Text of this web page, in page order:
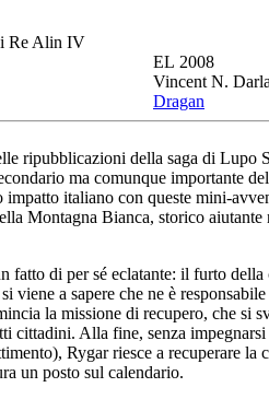
Re Alin IV
EL 2008
Vincent N.
Dragan
ripubblicazioni della saga di Lupo
ma comunque importante
italiano con queste mini-
Montagna Bianca, storico
fatto di per sé eclatante: il furto
viene a sapere che ne è
la missione di recupero, che si
Alla fine, senza
Rygar riesce a recuperare
un posto sul calendario.